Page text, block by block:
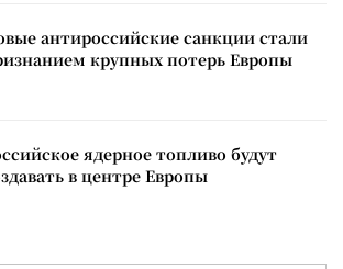
антироссийские санкции стали
крупных потерь Европы
ядерное топливо будут
в центре Европы